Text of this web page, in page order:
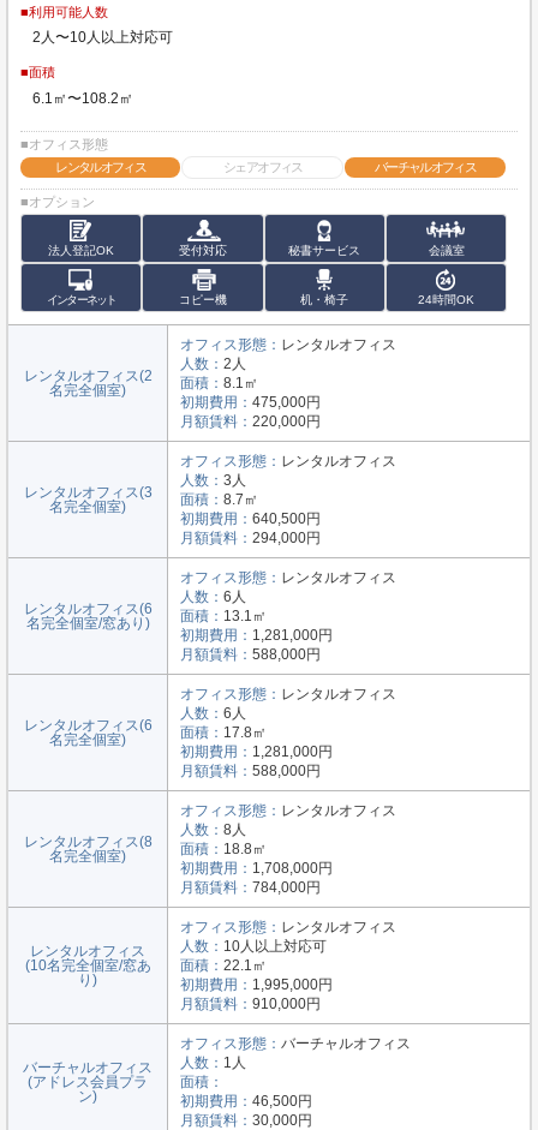
■利用可能人数
2人〜10人以上対応可
■面積
6.1㎡〜108.2㎡
■オフィス形態
レンタルオフィス
シェアオフィス バーチャルオフィス
■オプション
法人登記OK 受付対応 秘書サービス 会議室
インターネット コピー機 机・椅子 24時間OK
レンタルオフィス(2
名完全個室)
オフィス形態： レンタルオフィス
人数： 2人
面積： 8.1㎡
初期費用： 475,000円
月額賃料： 220,000円
レンタルオフィス(3
名完全個室)
オフィス形態： レンタルオフィス
人数： 3人
面積： 8.7㎡
初期費用： 640,500円
月額賃料： 294,000円
レンタルオフィス(6
名完全個室/窓あり)
オフィス形態： レンタルオフィス
人数： 6人
面積： 13.1㎡
初期費用： 1,281,000円
月額賃料： 588,000円
レンタルオフィス(6
名完全個室)
オフィス形態： レンタルオフィス
人数： 6人
面積： 17.8㎡
初期費用： 1,281,000円
月額賃料： 588,000円
レンタルオフィス(8
名完全個室)
オフィス形態： レンタルオフィス
人数： 8人
面積： 18.8㎡
初期費用： 1,708,000円
月額賃料： 784,000円
レンタルオフィス
(10名完全個室/窓あ
り)
オフィス形態： レンタルオフィス
人数： 10人以上対応可
面積： 22.1㎡
初期費用： 1,995,000円
月額賃料： 910,000円
バーチャルオフィス
(アドレス会員プラ
ン)
オフィス形態： バーチャルオフィス
人数： 1人
面積：
初期費用： 46,500円
月額賃料： 30,000円